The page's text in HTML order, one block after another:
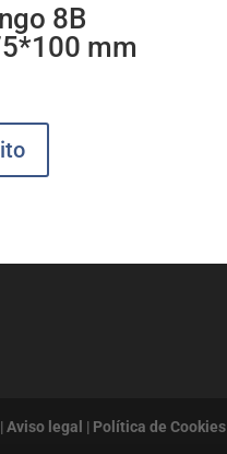
8B
mm
|Aviso legal | Política de Cookies